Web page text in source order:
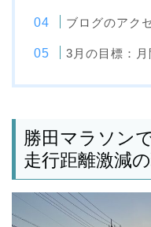
ブログのアク
3月の目標：
勝田マラソン
走行距離激減